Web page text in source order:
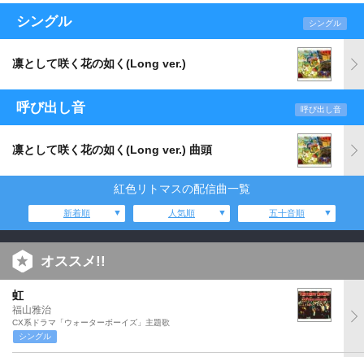
シングル シングル
凛として咲く花の如く(Long ver.)
呼び出し音 呼び出し音
凛として咲く花の如く(Long ver.) 曲頭
紅色リトマスの配信曲一覧
新着順 人気順 五十音順
オススメ!!
虹
福山雅治
CX系ドラマ「ウォーターボーイズ」主題歌
シングル